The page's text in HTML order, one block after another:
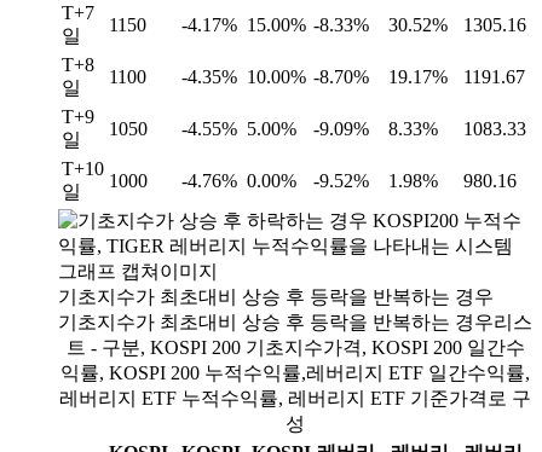
T+7
일
1150 -4.17% 15.00% -8.33% 30.52%
1305.16
T+8
일
1100 -4.35% 10.00% -8.70% 19.17%
1191.67
T+9
일
1050 -4.55% 5.00% -9.09% 8.33%
1083.33
T+10
일
1000 -4.76% 0.00% -9.52% 1.98% 980.16
기초지수가 최초대비 상승 후 등락을 반복하는 경우
기초지수가 최초대비 상승 후 등락을 반복하는 경우리스
트 - 구분, KOSPI 200 기초지수가격, KOSPI 200 일간수
익률, KOSPI 200 누적수익률,레버리지 ETF 일간수익률,
레버리지 ETF 누적수익률, 레버리지 ETF 기준가격로 구
성